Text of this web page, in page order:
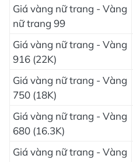
Giá vàng nữ trang - Vàng
nữ trang 99
Giá vàng nữ trang - Vàng
916 (22K)
Giá vàng nữ trang - Vàng
750 (18K)
Giá vàng nữ trang - Vàng
680 (16.3K)
Giá vàng nữ trang - Vàng